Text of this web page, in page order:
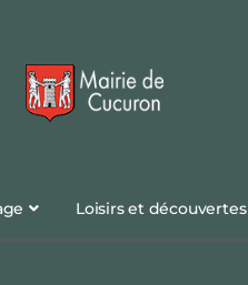
Loisirs et découvertes